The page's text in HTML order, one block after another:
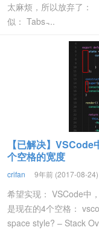
太麻烦，所以放弃了：
似： Tabs ̵...
【已解决】
个空格的宽度
crifan 9年前 (2017-08-24)
希望实现： VSCode中
是现在的4个空格：
space style? – Stack